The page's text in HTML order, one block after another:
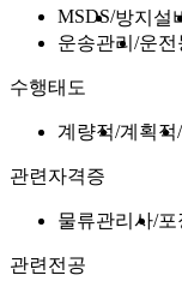
MSDS 방지설비
운송관리 운전
수행태도
계량적 계획적
관련자격증
물류관리사 포
관련전공